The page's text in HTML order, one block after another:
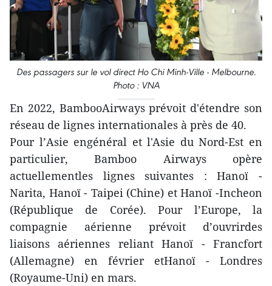
Des passagers sur le vol direct Ho Chi Minh-Ville - Melbourne.
Photo : VNA
En 2022, BambooAirways prévoit d'étendre son
réseau de lignes internationales à près de 40.
Pour l’Asie engénéral et l'Asie du Nord-Est en
particulier, Bamboo Airways opère
actuellementles lignes suivantes : Hanoï -
Narita, Hanoï - Taipei (Chine) et Hanoï -Incheon
(République de Corée). Pour l’Europe, la
compagnie aérienne prévoit d’ouvrirdes
liaisons aériennes reliant Hanoï - Francfort
(Allemagne) en février etHanoï - Londres
(Royaume-Uni) en mars.